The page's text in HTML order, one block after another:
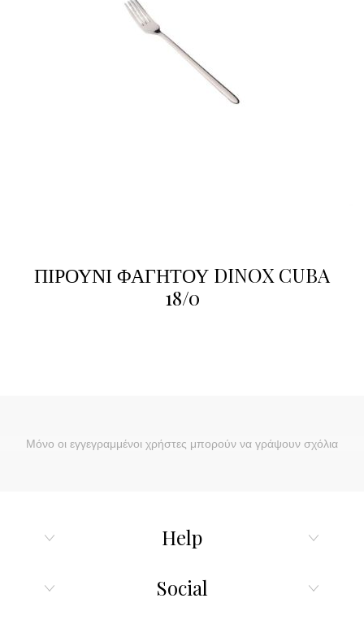
ΠΙΡΟΥΝΙ ΦΑΓΗΤΟΥ DINOX CUBA
18/0
Μόνο οι εγγεγραμμένοι χρήστες μπορούν να γράψουν σχόλια
Help
Social